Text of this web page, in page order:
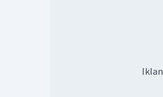
Iklan